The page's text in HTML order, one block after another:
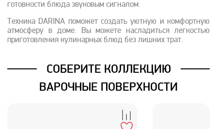
готовности блюда звуковым сигналом.
Техника DARINA поможет создать уютную и комфортную
атмосферу в доме. Вы можете насладиться легкостью
приготовления кулинарных блюд без лишних трат.
СОБЕРИТЕ КОЛЛЕКЦИЮ
ВАРОЧНЫЕ ПОВЕРХНОСТИ